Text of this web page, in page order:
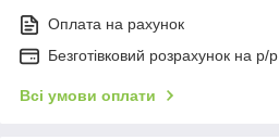
Оплата на рахунок
Безготівковий розрахунок на р/р
Всі умови оплати